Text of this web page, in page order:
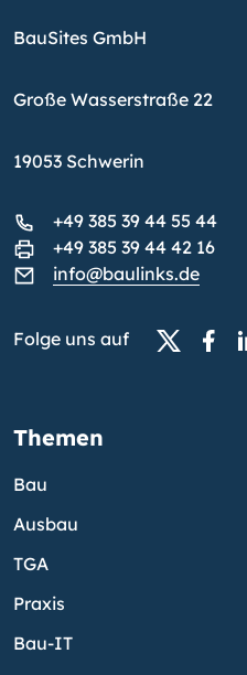
BauSites GmbH
Große Wasserstraße 22
19053 Schwerin
+49 385 39 44 55 44
+49 385 39 44 42 16
info@baulinks.de
Folge uns auf
Themen
Bau
Ausbau
TGA
Praxis
Bau-IT